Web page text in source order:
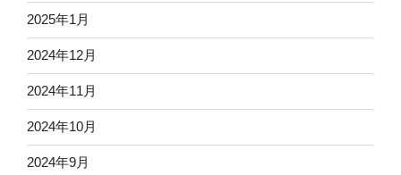
2025年1月
2024年12月
2024年11月
2024年10月
2024年9月